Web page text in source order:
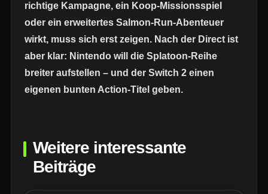
richtige Kampagne, ein Koop-Missionsspiel
oder ein erweitertes Salmon-Run-Abenteuer
wirkt, muss sich erst zeigen. Nach der Direct ist
aber klar: Nintendo will die Splatoon-Reihe
breiter aufstellen – und der Switch 2 einen
eigenen bunten Action-Titel geben.
Weitere interessante
Beiträge